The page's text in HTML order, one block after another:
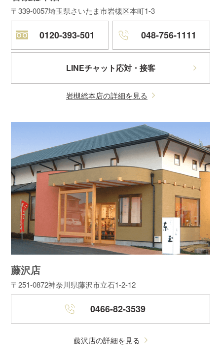
〒339-0057埼玉県さいたま市岩槻区本町1-3
0120-393-501 048-756-1111
LINEチャット応対・接客
岩槻総本店の詳細を見る
藤沢店
〒251-0872神奈川県藤沢市立石1-2-12
0466-82-3539
藤沢店の詳細を見る